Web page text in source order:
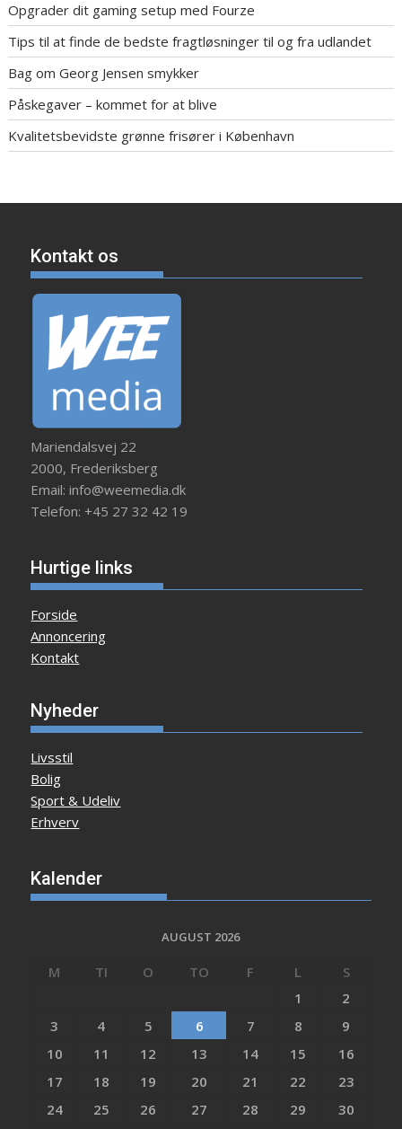
Opgrader dit gaming setup med Fourze
Tips til at finde de bedste fragtløsninger til og fra udlandet
Bag om Georg Jensen smykker
Påskegaver – kommet for at blive
Kvalitetsbevidste grønne frisører i København
Kontakt os
Mariendalsvej 22
2000, Frederiksberg
Email: info@weemedia.dk
Telefon: +45 27 32 42 19
Hurtige links
Forside
Annoncering
Kontakt
Nyheder
Livsstil
Bolig
Sport & Udeliv
Erhverv
Kalender
AUGUST 2026
M TI O TO F L
S
1
2
3
4 5 6 7 8
9
10
11 12 13 14 15
16
17
18 19 20 21 22
23
24
25 26 27 28 29
30